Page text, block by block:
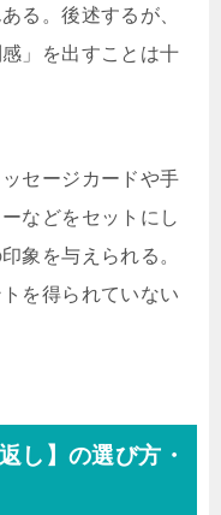
る。後述するが、
」を出すことは十
セージカードや手
などをセットにし
象を与えられる。
を得られていない
し】の選び方・